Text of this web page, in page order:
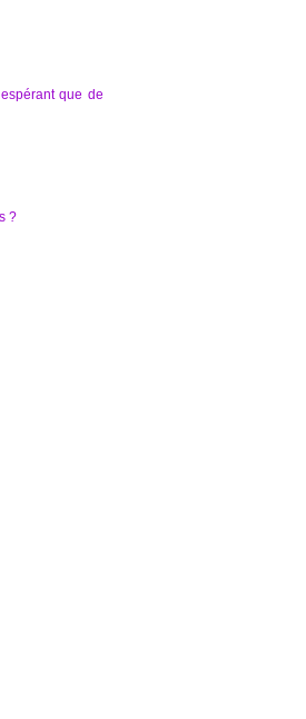
que de
?